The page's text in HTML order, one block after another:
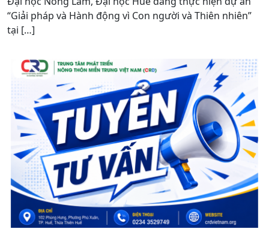
“Giải pháp và Hành động vì Con người và Thiên nhiên”
tại […]